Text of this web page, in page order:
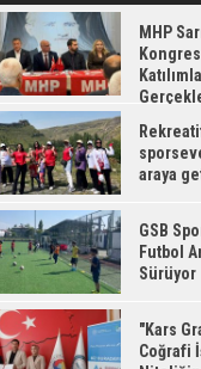
MHP
Katılımla
araya
GSB
Futbol
Sürüyor
"Kars
Coğrafi